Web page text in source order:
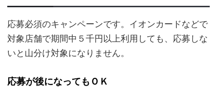
応募必須のキャンペーンです。イオンカードなどで
対象店舗で期間中５千円以上利用しても、応募しな
いと山分け対象になりません。
応募が後になってもＯＫ